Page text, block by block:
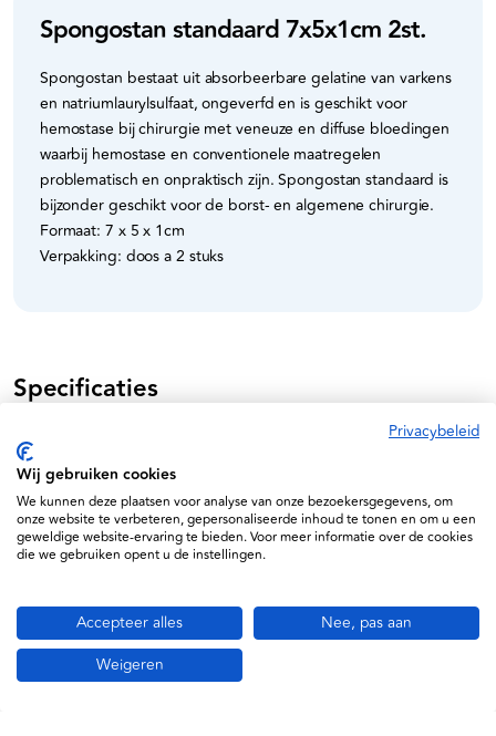
Spongostan standaard 7x5x1cm 2st.
Spongostan bestaat uit absorbeerbare gelatine van varkens
en natriumlaurylsulfaat, ongeverfd en is geschikt voor
hemostase bij chirurgie met veneuze en diffuse bloedingen
waarbij hemostase en conventionele maatregelen
problematisch en onpraktisch zijn. Spongostan standaard is
bijzonder geschikt voor de borst- en algemene chirurgie.
Formaat: 7 x 5 x 1cm
Verpakking: doos a 2 stuks
Specificaties
Johnson & Johnson
MDR Approved
MS0006
Privacybeleid
Wij gebruiken cookies
We kunnen deze plaatsen voor analyse van onze bezoekersgegevens, om
onze website te verbeteren, gepersonaliseerde inhoud te tonen en om u een
geweldige website-ervaring te bieden. Voor meer informatie over de cookies
die we gebruiken opent u de instellingen.
Accepteer alles
Nee, pas aan
Weigeren